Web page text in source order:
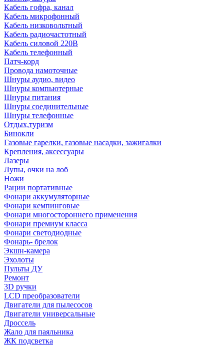
Кабель гофра, канал
Кабель микрофонный
Кабель низковольтный
Кабель радиочастотный
Кабель силовой 220В
Кабель телефонный
Патч-корд
Провода намоточные
Шнуры аудио, видео
Шнуры компьютерные
Шнуры питания
Шнуры соединительные
Шнуры телефонные
Отдых,туризм
Бинокли
Газовые гарелки, газовые насадки, зажигалки
Крепления, аксессуары
Лазеры
Лупы, очки на лоб
Ножи
Рации портативные
Фонари аккумуляторные
Фонари кемпинговые
Фонари многостороннего применения
Фонари премиум класса
Фонари светодиодные
Фонарь- брелок
Экшн-камера
Эхолоты
Пульты ДУ
Ремонт
3D ручки
LCD преобразователи
Двигатели для пылесосов
Двигатели универсальные
Дроссель
Жало для паяльника
ЖК подсветка